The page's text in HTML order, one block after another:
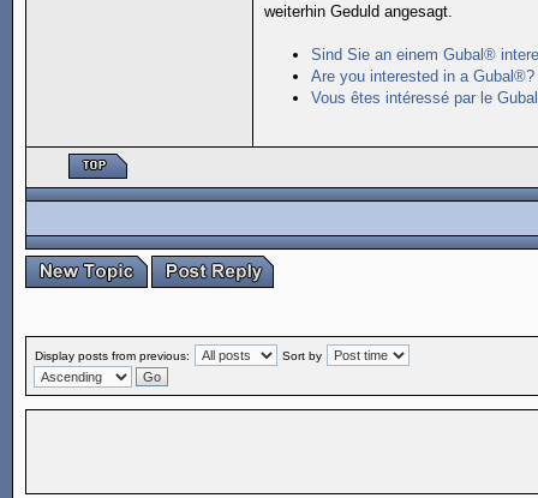
weiterhin Geduld angesagt.
Sind Sie an einem Gubal®
Are you interested in a Gubal®?
Vous êtes intéressé par le
Display posts from previous: Sort by